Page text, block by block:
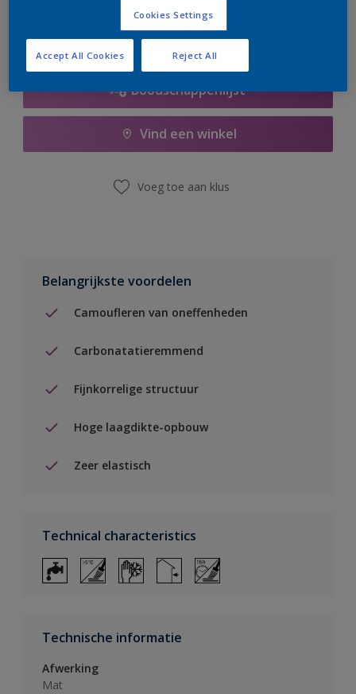
Boodschappenlijst
Vind een winkel
Voeg toe aan klus
Belangrijkste voordelen
Camoufleren van oneffenheden
Carbonatatieremmend
Fijnkorrelige structuur
Hoge laagdikte-opbouw
Zeer elastisch
Technical characteristics
Technische informatie
Afwerking
Mat
Cookies Settings
Reject All
Accept All Cookies